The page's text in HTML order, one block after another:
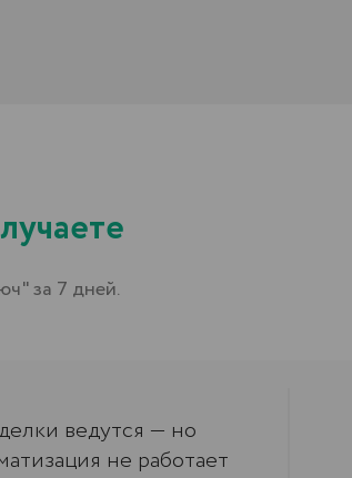
ведутся — но
не работает